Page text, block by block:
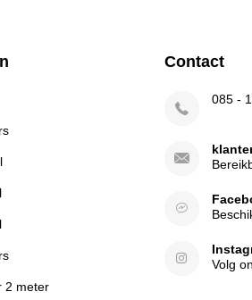
2 meter
Contact
085 -
Volg